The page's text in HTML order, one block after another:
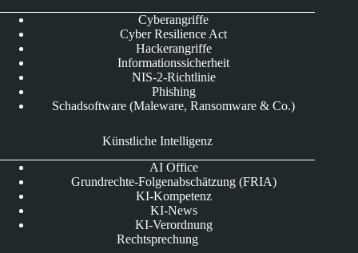
Cyberangriffe
Cyber Resilience Act
Hackerangriffe
Informationssicherheit
NIS-2-Richtlinie
Phishing
Schadsoftware (Maleware, Ransomware & Co.)
Künstliche Intelligenz
AI Office
Grundrechte-Folgenabschätzung (FRIA)
KI-Kompetenz
KI-News
KI-Verordnung
Rechtsprechung